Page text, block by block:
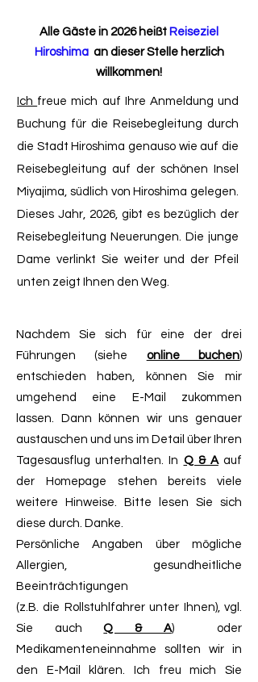
Alle Gäste in 2026 heißt Reiseziel
Hiroshimaan dieser Stelle herzlich
willkommen!
Ich freue mich auf Ihre Anmeldung und
Buchung für die Reisebegleitung durch
die Stadt Hiroshima genauso wie auf die
Reisebegleitung auf der schönen Insel
Miyajima, südlich von Hiroshima gelegen.
Dieses Jahr, 2026, gibt es bezüglich der
Reisebegleitung Neuerungen. Die junge
Dame verlinkt Sie weiter und der Pfeil
unten zeigt Ihnen den Weg.
Nachdem Sie sich für eine der drei
Führungen (siehe online buchen)
entschieden haben, können Sie mir
umgehend eine E-Mail zukommen
lassen. Dann können wir uns genauer
austauschen und uns im Detail über Ihren
Tagesausflug unterhalten. In Q & Aauf
der Homepage stehen bereits viele
weitere Hinweise. Bitte lesen Sie sich
diese durch. Danke.
Persönliche Angaben über mögliche
Allergien, gesundheitliche
Beeinträchtigungen
(z.B. die Rollstuhlfahrer unter Ihnen), vgl.
Sie auchQ & A) oder
Medikamenteneinnahme sollten wir in
den E-Mail klären. Ich freu mich Sie